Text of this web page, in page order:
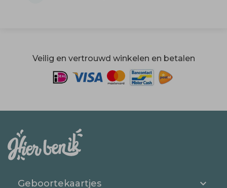
Veilig en vertrouwd winkelen en betalen
Geboortekaartjes